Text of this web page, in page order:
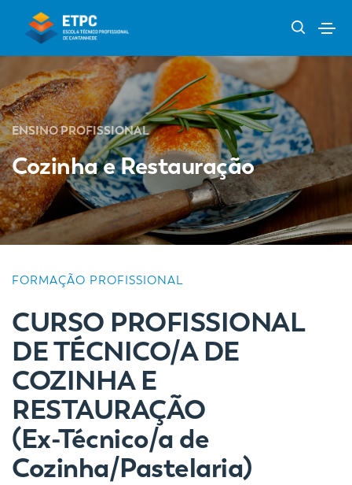
ENSINO PROFISSIONAL
Cozinha e Restauração
FORMAÇÃO PROFISSIONAL
CURSO PROFISSIONAL
DE TÉCNICO/A DE
COZINHA E
RESTAURAÇÃO
(Ex-Técnico/a de
Cozinha/Pastelaria)